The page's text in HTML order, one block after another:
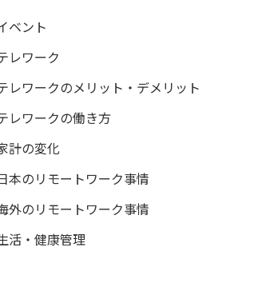
ベント
レワーク
レワークのメリット・デメリット
レワークの働き方
計の変化
本のリモートワーク事情
外のリモートワーク事情
活・健康管理